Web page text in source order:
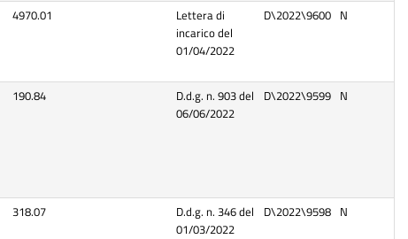
4970.01
Lettera di
incarico del
01/04/2022
D\2022\9600 N
190.84
D.d.g. n. 903 del
06/06/2022
D\2022\9599 N
318.07
D.d.g. n. 346 del
01/03/2022
D\2022\9598 N